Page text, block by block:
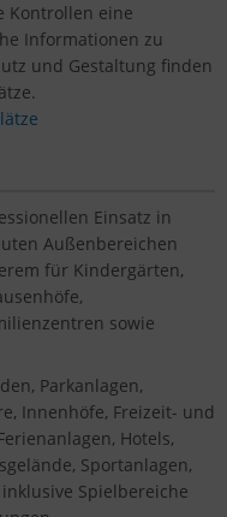
Kontrollen eine
Informationen zu
und Gestaltung finden
Einsatz in
Außenbereichen
für Kindergärten,
sowie
Parkanlagen,
Innenhöfe, Freizeit- und
Hotels,
Sportanlagen,
Spielbereiche